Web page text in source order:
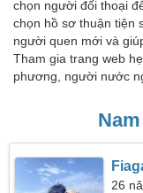
chọn người đối thoại
chọn hồ sơ thuận tiện
người quen mới và
Tham gia trang web
phương, người nước
26